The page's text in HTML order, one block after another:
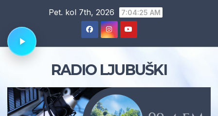
content
Pet. kol 7th, 2026 7:04:26 AM
RADIO LJUBUŠKI